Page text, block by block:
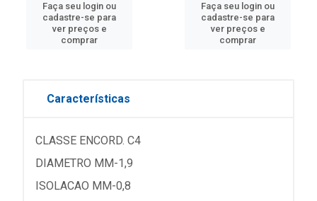
Faça seu login ou
cadastre-se para
ver preços e
comprar
Faça seu login ou
cadastre-se para
ver preços e
comprar
Características
CLASSE ENCORD. C4
DIAMETRO MM-1,9
ISOLACAO MM-0,8